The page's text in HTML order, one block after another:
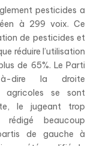
pesticides a
à 299 voix. Ce
de pesticides et
réduire l’utilisation
de 65%. Le Parti
à-dire la droite
agricoles se sont
le jugeant trop
beaucoup
de gauche à